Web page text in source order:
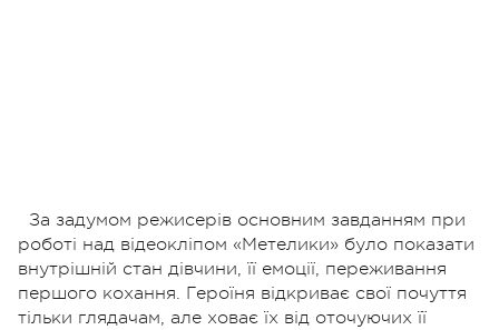
За задумом режисерів основним завданням при
роботі над відеокліпом «Метелики» було показати
внутрішній стан дівчини, її емоції, переживання
першого кохання. Героїня відкриває свої почуття
тільки глядачам, але ховає їх від оточуючих її